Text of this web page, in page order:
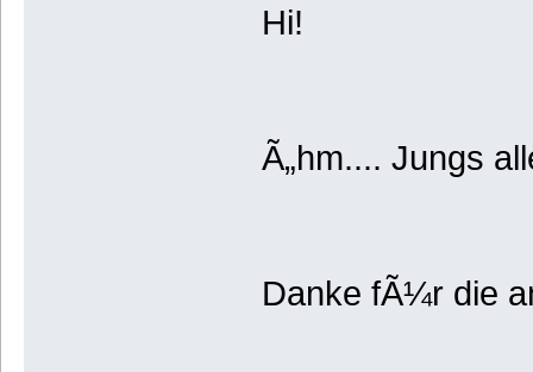
Hi!
Ã„hm.... Jungs
Danke fÃ¼r die